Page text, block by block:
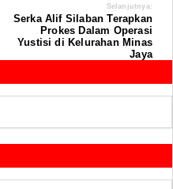
Selanjutnya:
Serka Alif Silaban Terapkan
Prokes Dalam Operasi
Yustisi di Kelurahan Minas
Jaya